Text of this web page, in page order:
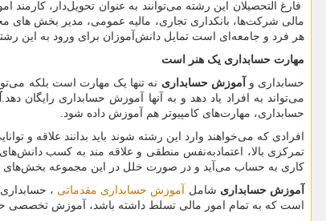
فارغ التحصیلان این رشته می‌توانند به عنوان تحویل‌دار،
مالی شرکت‌ها، بانکداری تجاری، مالیه عمومی، مدیر بخش های
هر فرد و جامعه‌ای است تمایل دانش‌آموزان برای ورود به این
مهارت حسابداری یک هنر است
حسابداری و
آموزش حسابداری نه تنها یک مهارت است بلکه
می‌تواند به افراد یاد دهد و به آنها آموزش حسابداری رایگان دهد.
حسابداری، مهارت‌های کامپیوتر هم آموزش داده شود.
افرادی که می‌خواهند وارد این رشته شوند باید بدانند علاقه
تمرکزی بالا، اعتمادبه‌نفس منطقی و علاقه مند به کسب
کاری به حساب می‌آید و در صورت خلل در این مجموعه
آموزش حسابداری شامل آموزش حسابداری مقدماتی ، حسابداری
است که به تمام امور مالی تسلط داشته باشد، آموزش تخصصی